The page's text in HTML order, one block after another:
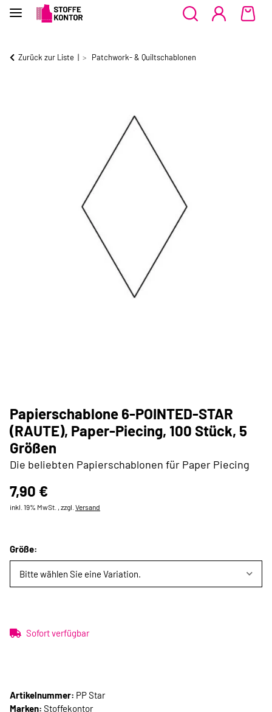
Zurück zur Liste Patchwork- & Quiltschablonen
Papierschablone 6-POINTED-STAR
(RAUTE), Paper-Piecing, 100 Stück, 5
Größen
Die beliebten Papierschablonen für Paper Piecing
7,90 €
inkl. 19% MwSt. , zzgl. Versand
Größe:
Bitte wählen Sie eine Variation.
Sofort verfügbar
Artikelnummer: PP Star
Marken: Stoffekontor